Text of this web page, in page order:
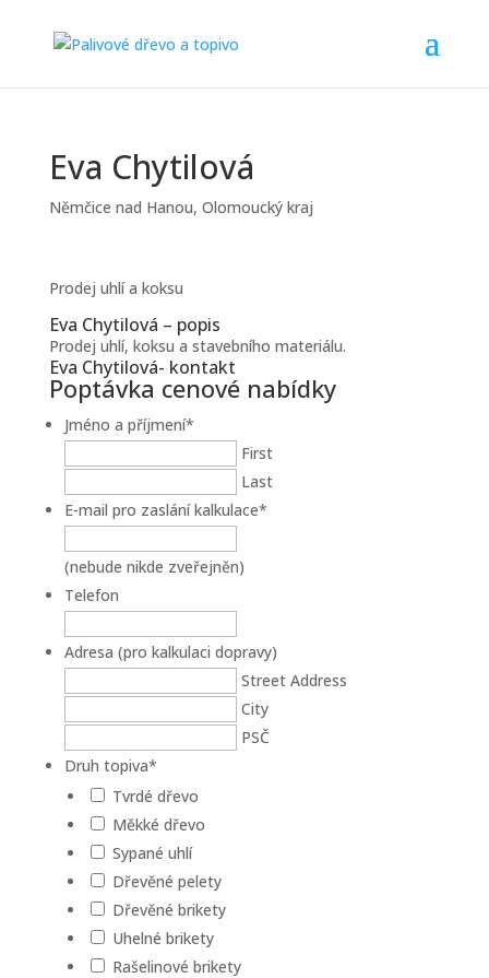
Eva Chytilová
Němčice nad Hanou, Olomoucký kraj
Prodej uhlí a koksu
Eva Chytilová – popis
Prodej uhlí, koksu a stavebního materiálu.
Eva Chytilová- kontakt
Poptávka cenové nabídky
Jméno a příjmení*
First
Last
E-mail pro zaslání kalkulace*
(nebude nikde zveřejněn)
Telefon
Adresa (pro kalkulaci dopravy)
Street Address
City
PSČ
Druh topiva*
Tvrdé dřevo
Měkké dřevo
Sypané uhlí
Dřevěné pelety
Dřevěné brikety
Uhelné brikety
Rašelinové brikety